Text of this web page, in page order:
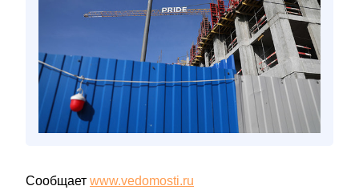
Сообщает www.vedomosti.ru